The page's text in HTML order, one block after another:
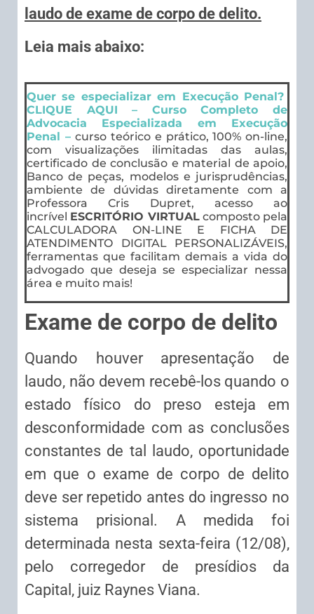
laudo de exame de corpo de delito.
Leia mais abaixo:
Quer se especializar em Execução Penal?
CLIQUE AQUI – Curso Completo de
Advocacia Especializada em Execução
Penal –curso teórico e prático, 100% on-line,
com visualizações ilimitadas das aulas,
certificado de conclusão e material de apoio,
Banco de peças, modelos e jurisprudências,
ambiente de dúvidas diretamente com a
Professora Cris Dupret, acesso ao
incrível ESCRITÓRIO VIRTUALcomposto pela
CALCULADORA ON-LINE E FICHA DE
ATENDIMENTO DIGITAL PERSONALIZÁVEIS,
ferramentas que facilitam demais a vida do
advogado que deseja se especializar nessa
área e muito mais!
Exame de corpo de delito
Quando houver apresentação de
laudo, não devem recebê-los quando o
estado físico do preso esteja em
desconformidade com as conclusões
constantes de tal laudo, oportunidade
em que o exame de corpo de delito
deve ser repetido antes do ingresso no
sistema prisional. A medida foi
determinada nesta sexta-feira (12/08),
pelo corregedor de presídios da
Capital, juiz Raynes Viana.